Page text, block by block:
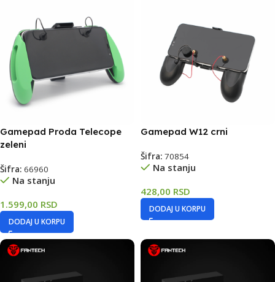
Gamepad Proda Telecope
zeleni
Šifra: 66960
Na stanju
1.599,00 RSD
DODAJ U KORPU
Gamepad W12 crni
Šifra: 70854
Na stanju
428,00 RSD
DODAJ U KORPU